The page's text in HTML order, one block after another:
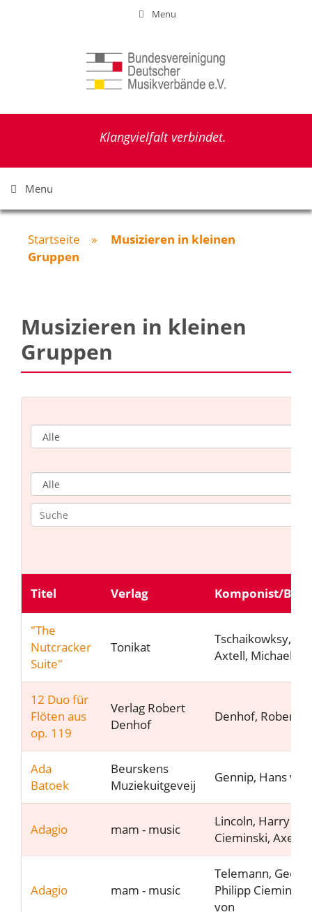
Menu
Klangvielfalt verbindet.
Menu
Startseite » Musizieren in kleinen
Gruppen
Musizieren in kleinen
Gruppen
Titel Verlag Komponist/
"The
Nutcracker
Suite"
Tonikat
Tschaikowksy,
Axtell, Michael
12 Duo für
Flöten aus
op. 119
Verlag Robert
Denhof
Denhof, Robert
Ada
Batoek
Beurskens
Muziekuitgeveij
Gennip, Hans van
Adagio mam - music
Lincoln, Harry J.
Cieminski, Axel
Adagio mam - music
Telemann, Georg
Philipp
von